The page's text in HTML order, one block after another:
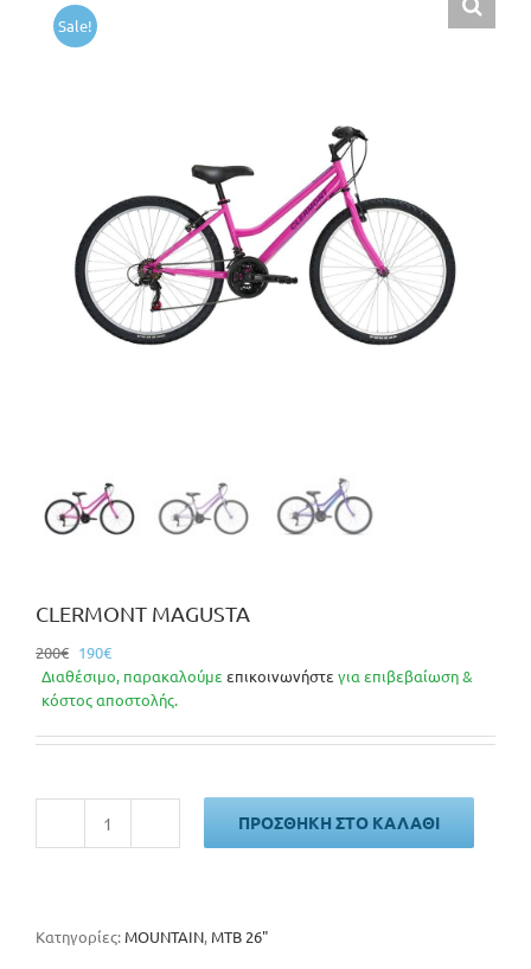
Sale!
CLERMONT MAGUSTA
200€ Original
price
was:
190€Η
τρέχουσα
τιμή
190€.
Διαθέσιμο, παρακαλούμε επικοινωνήστε για επιβεβαίωση &
κόστος αποστολής.
CLERMONT
ΠΡΟΣΘΉΚΗ ΣΤΟ ΚΑΛΆΘΙ
Κατηγορίες: MOUNTAIN, MTB 26"